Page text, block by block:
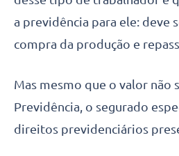
a previdência para ele: deve
compra da produção e
Mas mesmo que o valor não
Previdência, o segurado
direitos previdenciários